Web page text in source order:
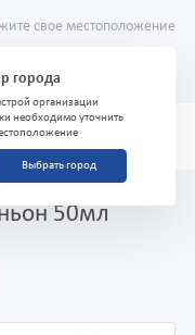
свое местоположение
города
организации
необходимо уточнить
Выбрать город
для рук
50мл